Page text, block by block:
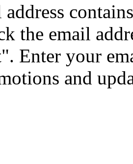
the email
Enter your
and